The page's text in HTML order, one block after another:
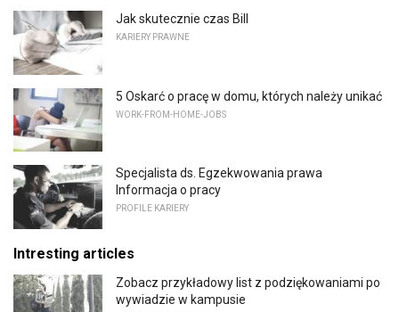
Jak skutecznie czas Bill
KARIERY PRAWNE
5 Oskarć o pracę w domu, których należy unikać
WORK-FROM-HOME-JOBS
Specjalista ds. Egzekwowania prawa
Informacja o pracy
PROFILE KARIERY
Intresting articles
Zobacz przykładowy list z podziękowaniami po
wywiadzie w kampusie